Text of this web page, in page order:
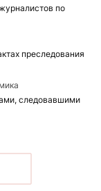
по
преследования
следовавшими